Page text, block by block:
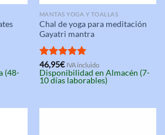
(48-
MANTAS YOGA Y TOALLAS
Chal de yoga para meditación
Gayatri mantra
Valorado
con5.00
de 5
46,95€ IVA incluido
Disponibilidad en Almacén (7-
10 días laborables)